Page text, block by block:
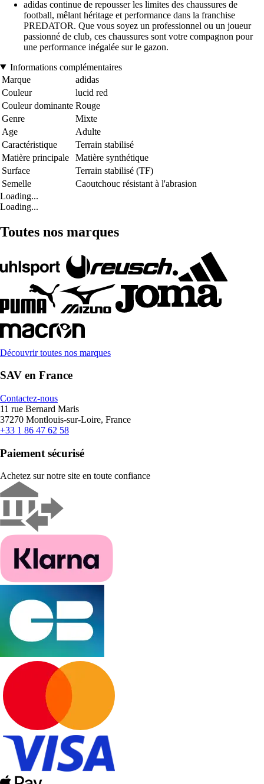
adidas continue de repousser les limites des chaussures de
football, mêlant héritage et performance dans la franchise
PREDATOR. Que vous soyez un professionnel ou un joueur
passionné de club, ces chaussures sont votre compagnon pour
une performance inégalée sur le gazon.
Informations complémentaires
Marque
adidas
Couleur
lucid red
Couleur dominante Rouge
Genre
Mixte
Age
Adulte
Caractéristique
Terrain stabilisé
Matière principale
Matière synthétique
Surface
Terrain stabilisé (TF)
Semelle
Caoutchouc résistant à l'abrasion
Loading...
Loading...
Toutes nos marques
Découvrir toutes nos marques
SAV en France
Contactez-nous
11 rue Bernard Maris
37270 Montlouis-sur-Loire, France
+33 1 86 47 62 58
Paiement sécurisé
Achetez sur notre site en toute confiance